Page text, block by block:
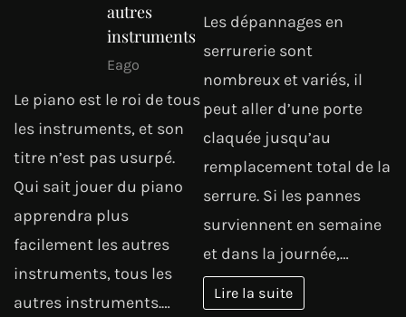
autres
instruments
Eago
Le piano est le roi de tous
les instruments, et son
titre n’est pas usurpé.
Qui sait jouer du piano
apprendra plus
facilement les autres
instruments, tous les
autres instruments.…
Les dépannages en
serrurerie sont
nombreux et variés, il
peut aller d’une porte
claquée jusqu’au
remplacement total de la
serrure. Si les pannes
surviennent en semaine
et dans la journée,…
Lire la suite